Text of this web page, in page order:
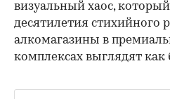
визуальный хаос,
десятилетия стихийного
алкомагазины в
комплексах выглядят как